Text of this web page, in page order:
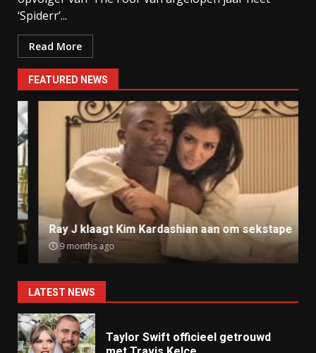
‘Spiderr’...
Read More
FEATURED NEWS
Ray J klaagt Kim Kardashian aan om sekstape
9 months ago
LATEST NEWS
Taylor Swift officieel getrouwd